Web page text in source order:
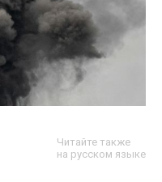
Читайте также
на русском языке